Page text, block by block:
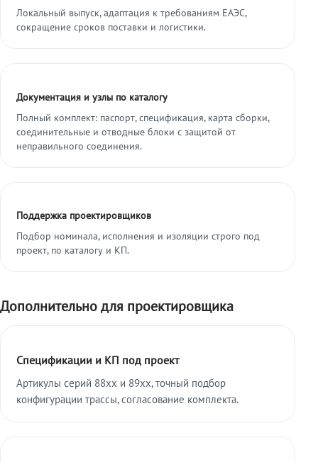
Локальный выпуск, адаптация к требованиям ЕАЭС,
сокращение сроков поставки и логистики.
Документация и узлы по каталогу
Полный комплект: паспорт, спецификация, карта сборки,
соединительные и отводные блоки с защитой от
неправильного соединения.
Поддержка проектировщиков
Подбор номинала, исполнения и изоляции строго под
проект, по каталогу и КП.
Дополнительно для проектировщика
Спецификации и КП под проект
Артикулы серий 88xx и 89xx, точный подбор
конфигурации трассы, согласование комплекта.